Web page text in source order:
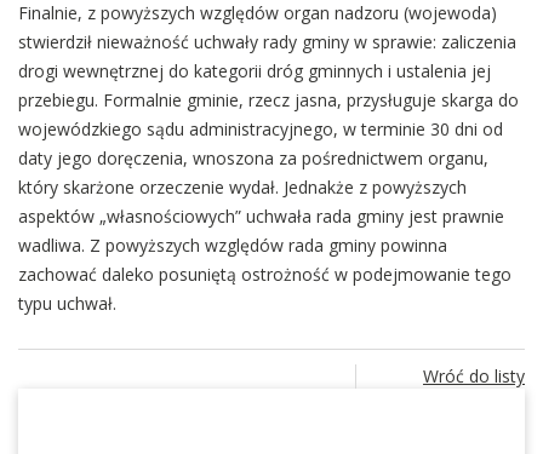
Finalnie, z powyższych względów organ nadzoru (wojewoda)
stwierdził nieważność uchwały rady gminy w sprawie: zaliczenia
drogi wewnętrznej do kategorii dróg gminnych i ustalenia jej
przebiegu. Formalnie gminie, rzecz jasna, przysługuje skarga do
wojewódzkiego sądu administracyjnego, w terminie 30 dni od
daty jego doręczenia, wnoszona za pośrednictwem organu,
który skarżone orzeczenie wydał. Jednakże z powyższych
aspektów „własnościowych” uchwała rada gminy jest prawnie
wadliwa. Z powyższych względów rada gminy powinna
zachować daleko posuniętą ostrożność w podejmowanie tego
typu uchwał.
Wróć do listy